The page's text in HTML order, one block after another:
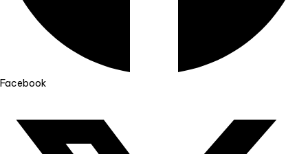
Facebook